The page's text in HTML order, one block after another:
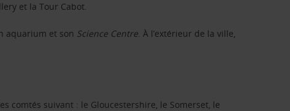
et la Tour Cabot.
aquarium et son Science Centre. À l’extérieur de la ville,
comtés suivant : le Gloucestershire, le Somerset, le